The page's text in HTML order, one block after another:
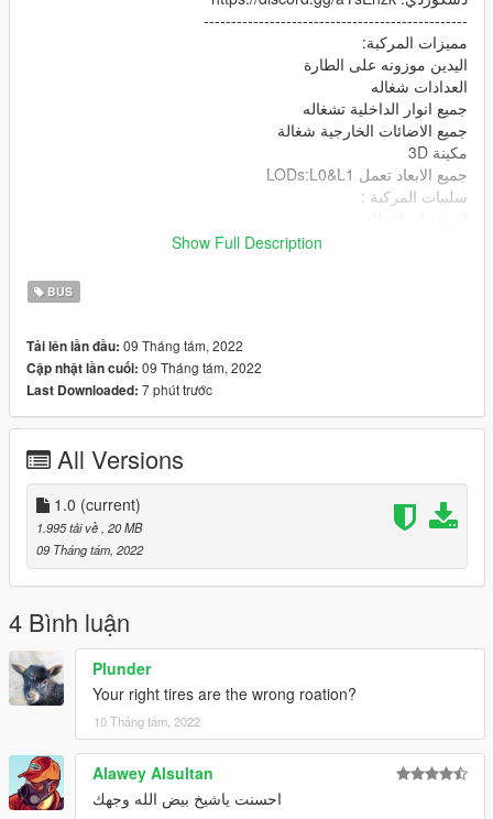
------------------------------------------------
مميزات المركبة:
اليدين موزونه على الطارة
العدادات شغاله
جميع انوار الداخلية تشغاله
جميع الاضائات الخارجية شغالة
مكينة 3D
جميع الابعاد تعمل LODs:L0&L1
سلبيات المركبة :
------------------------------------------------
\x64\dlcpacks\patchday3ng\dlc.rpf\x64\levels\gta5\vehicles.rpf
-----------------------------------------------
converted By: vm5q
-----------------------------------------------
Features:
Good Quality
dials are works fine .
3D Engine.
\x64\dlcpacks\patchday3ng\dlc.rpf\x64\levels\gta5\vehicles.rpf
Show Full Description
BUS
Tải lên lần đầu: 09 Tháng tám, 2022
Cập nhật lần cuối: 09 Tháng tám, 2022
Last Downloaded: 7 phút trước
All Versions
1.0 (current)
1.995 tải về , 20 MB
09 Tháng tám, 2022
4 Bình luận
Plunder
Your right tires are the wrong roation?
10 Tháng tám, 2022
Alawey Alsultan
احسنت ياشيخ بيض الله وجهك